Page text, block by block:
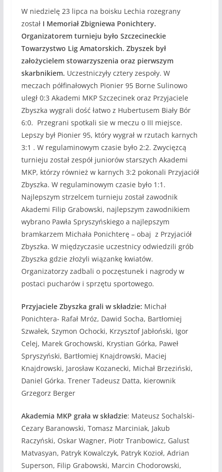
W niedzielę 23 lipca na boisku Lechia rozegrany
zostałI Memoriał Zbigniewa Ponichtery.
Organizatorem turnieju było Szczecineckie
Towarzystwo Lig Amatorskich. Zbyszek był
założycielem stowarzyszenia oraz pierwszym
skarbnikiem. Uczestniczyły cztery zespoły. W
meczach półfinałowych Pionier 95 Borne Sulinowo
uległ 0:3 Akademi MKP Szczecinek oraz Przyjaciele
Zbyszka wygrali dość łatwo z Hubertusem Biały Bór
6:0. Przegrani spotkali sie w meczu o III miejsce.
Lepszy był Pionier 95, który wygrał w rzutach karnych
3:1 . W regulaminowym czasie było 2:2. Zwycięzcą
turnieju został zespół juniorów starszych Akademi
MKP, którzy również w karnych 3:2 pokonali Przyjaciół
Zbyszka. W regulaminowym czasie było 1:1.
Najlepszym strzelcem turnieju został zawodnik
Akademi Filip Grabowski, najlepszym zawodnikiem
wybrano Pawła Spryszyńskiego a najlepszym
bramkarzem Michała Ponichterę – obaj z Przyjaciół
Zbyszka. W międzyczasie uczestnicy odwiedzili grób
Zbyszka gdzie złożyli wiązankę kwiatów.
Organizatorzy zadbali o poczęstunek i nagrody w
postaci pucharów i sprzętu sportowego.
Przyjaciele Zbyszka grali w składzie: Michał
Ponichtera- Rafał Mróz, Dawid Socha, Bartłomiej
Szwałek, Szymon Ochocki, Krzysztof Jabłoński, Igor
Celej, Marek Grochowski, Krystian Górka, Paweł
Spryszyński, Bartłomiej Knajdrowski, Maciej
Knajdrowski, Jarosław Kozanecki, Michał Brzeziński,
Daniel Górka. Trener Tadeusz Datta, kierownik
Grzegorz Berger
Akademia MKP grała w składzie: Mateusz Sochalski-
Cezary Baranowski, Tomasz Marciniak, Jakub
Raczyński, Oskar Wagner, Piotr Tranbowicz, Galust
Matvasyan, Patryk Kowalczyk, Patryk Kozioł, Adrian
Superson, Filip Grabowski, Marcin Chodorowski,